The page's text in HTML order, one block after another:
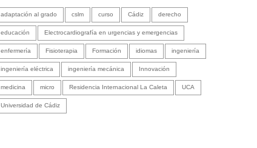
adaptación al grado cslm curso Cádiz derecho
educación Electrocardiografía en urgencias y emergencias
enfermería Fisioterapia Formación idiomas ingeniería
ingeniería eléctrica ingeniería mecánica Innovación
medicina micro Residencia Internacional La Caleta UCA
Universidad de Cádiz